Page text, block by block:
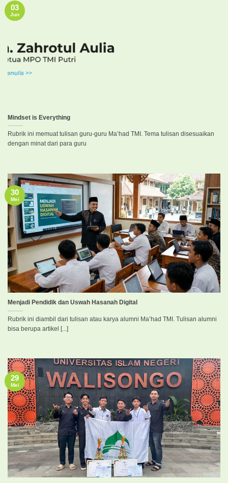
Mindset is Everything
Rubrik ini memuat tulisan guru-guru Ma’had TMI. Tema tulisan disesuaikan
dengan minat dari para guru
03
Jun
Menjadi Pendidik dan Uswah Hasanah Digital
Rubrik ini diambil dari tulisan atau karya alumni Ma’had TMI. Tulisan alumni
bisa berupa artikel [...]
30
Mei
29
Mei